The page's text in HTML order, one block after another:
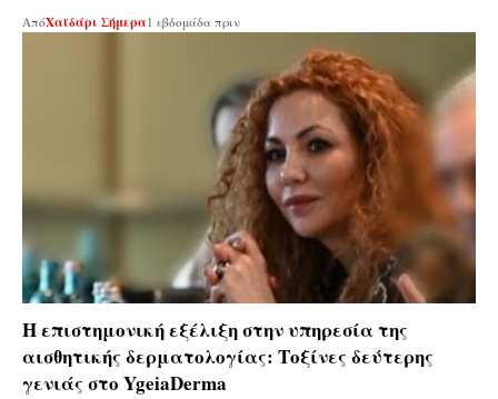
ΑπόΧαϊδάρι Σήμερα 1 εβδομάδα πριν
Η επιστημονική εξέλιξη στην υπηρεσία της
αισθητικής δερματολογίας: Tοξίνες δεύτερης
γενιάς στο YgeiaDerma